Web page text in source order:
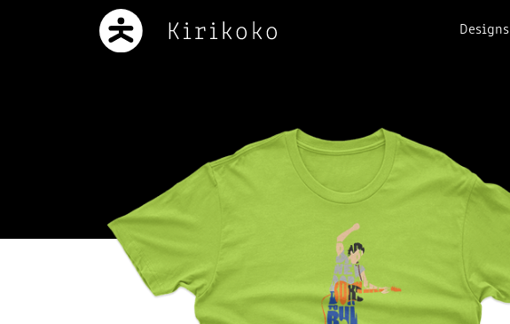
Designs